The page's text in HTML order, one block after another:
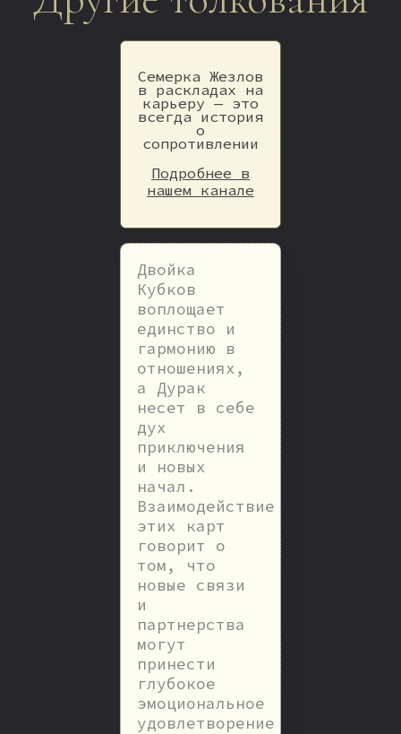
Семерка Жезлов
в раскладах на
карьеру — это
всегда история
о
сопротивлении
Подробнее в
нашем канале
Двойка
Кубков
воплощает
единство и
гармонию в
отношениях,
а Дурак
несет в себе
дух
приключения
и новых
начал.
Взаимодействие
этих карт
говорит о
том, что
новые связи
и
партнерства
могут
принести
глубокое
эмоциональное
удовлетворение